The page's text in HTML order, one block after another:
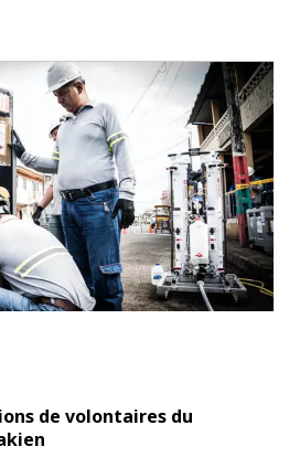
de volontaires du